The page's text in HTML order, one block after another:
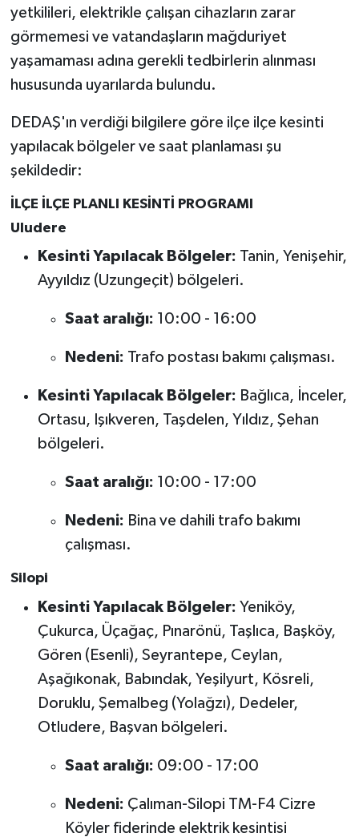
yetkilileri, elektrikle çalışan cihazların zarar
görmemesi ve vatandaşların mağduriyet
yaşamaması adına gerekli tedbirlerin alınması
hususunda uyarılarda bulundu.
DEDAŞ'ın verdiği bilgilere göre ilçe ilçe kesinti
yapılacak bölgeler ve saat planlaması şu
şekildedir:
İLÇE İLÇE PLANLI KESİNTİ PROGRAMI
Uludere
Kesinti Yapılacak Bölgeler: Tanin, Yenişehir,
Ayyıldız (Uzungeçit) bölgeleri.
Saat aralığı: 10:00 - 16:00
Nedeni: Trafo postası bakımı çalışması.
Kesinti Yapılacak Bölgeler: Bağlıca, İnceler,
Ortasu, Işıkveren, Taşdelen, Yıldız, Şehan
bölgeleri.
Saat aralığı: 10:00 - 17:00
Nedeni: Bina ve dahili trafo bakımı
çalışması.
Silopi
Kesinti Yapılacak Bölgeler: Yeniköy,
Çukurca, Üçağaç, Pınarönü, Taşlıca, Başköy,
Gören (Esenli), Seyrantepe, Ceylan,
Aşağıkonak, Babındak, Yeşilyurt, Kösreli,
Doruklu, Şemalbeg (Yolağzı), Dedeler,
Otludere, Başvan bölgeleri.
Saat aralığı: 09:00 - 17:00
Nedeni: Çalıman-Silopi TM-F4 Cizre
Köyler fiderinde elektrik kesintisi